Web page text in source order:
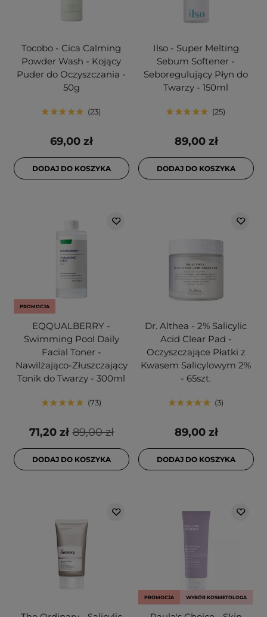
Tocobo - Cica Calming
Powder Wash - Kojący
Puder do Oczyszczania -
50g
23
69,00 zł
DODAJ DO KOSZYKA
Ilso - Super Melting
Sebum Softener -
Seboregulujący Płyn do
Twarzy - 150ml
25
89,00 zł
DODAJ DO KOSZYKA
PROMOCJA
EQQUALBERRY -
Swimming Pool Daily
Facial Toner -
Nawilżająco-Złuszczający
Tonik do Twarzy - 300ml
73
89,00 zł
71,20 zł
DODAJ DO KOSZYKA
Dr. Althea - 2% Salicylic
Acid Clear Pad -
Oczyszczające Płatki z
Kwasem Salicylowym 2%
- 65szt.
3
89,00 zł
DODAJ DO KOSZYKA
PROMOCJA WYBÓR KOSMETOLOGA